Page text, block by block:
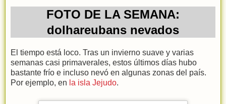
FOTO DE LA SEMANA:
dolhareubans nevados
El tiempo está loco. Tras un invierno suave y varias
semanas casi primaverales, estos últimos días hubo
bastante frío e incluso nevó en algunas zonas del país.
Por ejemplo, en la isla Jejudo.